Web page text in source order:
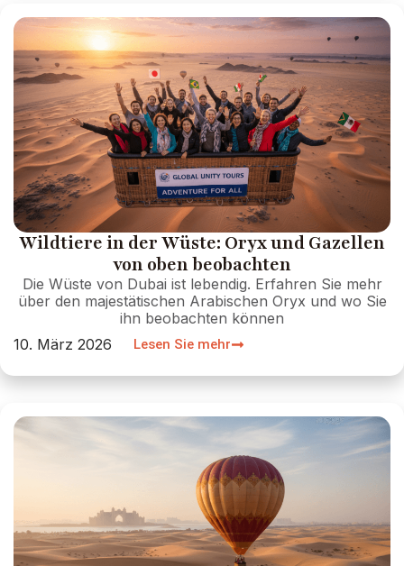
Wildtiere in der Wüste: Oryx und Gazellen
von oben beobachten
Die Wüste von Dubai ist lebendig. Erfahren Sie mehr
über den majestätischen Arabischen Oryx und wo Sie
ihn beobachten können
10. März 2026
Lesen Sie mehr